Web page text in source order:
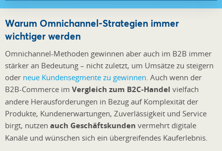
Warum Omnichannel-Strategien immer
wichtiger werden
Omnichannel-Methoden gewinnen aber auch im B2B immer
stärker an Bedeutung – nicht zuletzt, um Umsätze zu steigern
oder neue Kundensegmente zu gewinnen . Auch wenn der
B2B-Commerce im Vergleich zum B2C-Handel vielfach
andere Herausforderungen in Bezug auf Komplexität der
Produkte, Kundenerwartungen, Zuverlässigkeit und Service
birgt, nutzen auch Geschäftskunden vermehrt digitale
Kanäle und wünschen sich ein übergreifendes Kauferlebnis.